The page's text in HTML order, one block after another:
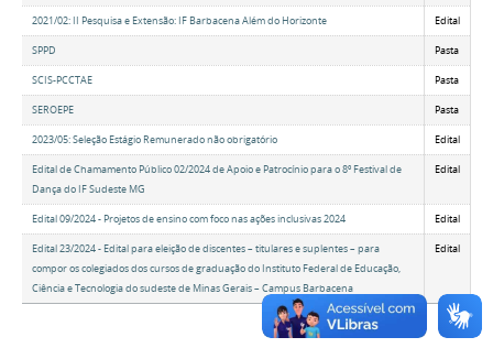
2021/02: II Pesquisa e Extensão: IF Barbacena Além do Horizonte Edital
SPPD Pasta
SCIS-PCCTAE Pasta
SEROEPE Pasta
2023/05: Seleção Estágio Remunerado não obrigatório Edital
Edital de Chamamento Público 02/2024 de Apoio e Patrocínio para o 8º Festival de
Dança do IF Sudeste MG
Edital
Edital 09/2024 - Projetos de ensino com foco nas ações inclusivas 2024 Edital
Edital 23/2024 - Edital para eleição de discentes – titulares e suplentes – para
compor os colegiados dos cursos de graduação do Instituto Federal de Educação,
Ciência e Tecnologia do sudeste de Minas Gerais – Campus Barbacena
Edital